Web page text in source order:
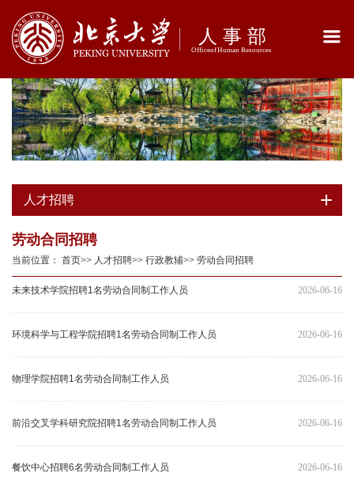
人才招聘
劳动合同招聘
当前位置： 首页>> 人才招聘>> 行政教辅>> 劳动合同招聘
2026-06-16
未来技术学院招聘1名劳动合同制工作人员
2026-06-16
环境科学与工程学院招聘1名劳动合同制工作人员
2026-06-16
物理学院招聘1名劳动合同制工作人员
2026-06-16
前沿交叉学科研究院招聘1名劳动合同制工作人员
2026-06-16
餐饮中心招聘6名劳动合同制工作人员